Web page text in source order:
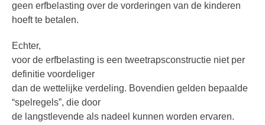
geen erfbelasting over de vorderingen van de kinderen
hoeft te betalen.
Echter,
voor de erfbelasting is een tweetrapsconstructie niet per
definitie voordeliger
dan de wettelijke verdeling. Bovendien gelden bepaalde
“spelregels”, die door
de langstlevende als nadeel kunnen worden ervaren.